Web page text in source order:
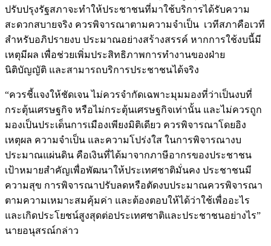
ปรับปรุงรัฐสภาจะทำให้ประชาชนที่มาใช้บริการได้รับความ
สะดวกสบายจริง ควรพิจารณาตามความจำเป็น เวทีสภาคือเวที
สำหรับอภิปรายงบ ประมาณอย่างสร้างสรรค์ หากการใช้งบนี้มี
เหตุมีผล เพื่อช่วยเพิ่มประสิทธิภาพการทำงานของฝ่าย
นิติบัญญัติ และสามารถบริการประชาชนได้จริง
“ควรชี้แจงให้ชัดเจน ไม่ควรจำกัดเฉพาะมุมมองที่ว่าเป็นงบที่
กระตุ้นเศรษฐกิจ หรือไม่กระตุ้นเศรษฐกิจเท่านั้น และไม่ควรถูก
มองเป็นประเด็นการเมืองเพียงมิติเดียว ควรพิจารณาโดยอิง
เหตุผล ความจำเป็น และความโปร่งใส ในการพิจารณางบ
ประมาณแผ่นดิน คือเงินที่ได้มาจากภาษีอากรของประชาชน
เป้าหมายสําคัญเพื่อพัฒนาให้ประเทศชาติมั่นคง ประชาชนมี
ความสุข การพิจารณาปรับลดหรือตัดงบประมาณควรพิจารณา
ตามความเหมาะสมคุ้มค่า และต้องตอบให้ได้ว่าใช้เพื่ออะไร
และเกิดประโยชน์สูงสุดต่อประเทศชาติและประชาชนอย่างไร”
นายอนุสรณ์กล่าว